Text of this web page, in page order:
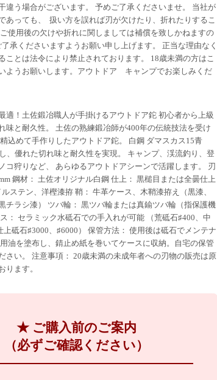
違う場合がございます。 予めご了承くださいませ。 当社が
あっても、 扱い方を誤れば刃が欠けたり、折れたりするこ
使用後の欠けや折れに関しましては補償を致しかねますの
承くださいますようお願い申し上げます。 正当な理由なく
ことは法令により禁止されております。 18歳未満の方はこ
ようお願いします。アウトドア キャンプでお楽しみくだ
適！土佐鍛冶職人が手掛けるアウトドア鉈 初心者から上級
味と耐久性。 土佐の熟練鍛冶師が400年の伝統技法を受け
込めて手作りしたアウトドア鉈。 白鋼 ダマスカス15青
、優れた切れ味と耐久性を実現。 キャンプ、渓流釣り、登
コ狩りなど、 あらゆるアウトドアシーンで活躍します。 刃
鋼材： 土佐オリジナル白鋼 仕上： 黒槌目または全曇仕上
ステン、洋樫漆拵 鞘： 牛革ケース、木鞘漆拵え（黒漆、
チラシ漆） ツバ輪： 黒ツバ輪または真鍮ツバ輪（指保護機
： セラミック水砥石での手入れが可能 （荒砥石♯400、中
上砥石♯3000、♯6000） 保管方法： 使用後は砥石でメンテナ
油を塗布し、錆止め紙を巻いてケースに収納。自宅の保管
さい。 注意事項： 20歳未満の未成年者への刃物の販売は原
ります。
★ ご購入前のご案内
（必ずご確認ください）